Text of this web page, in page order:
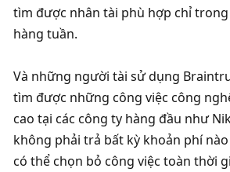
tìm được nhân tài phù hợp chỉ trong
hàng tuần.
Và những người tài sử dụng
tìm được những công việc công
cao tại các công ty hàng đầu như
không phải trả bất kỳ khoản phí
có thể chọn bỏ công việc toàn thời